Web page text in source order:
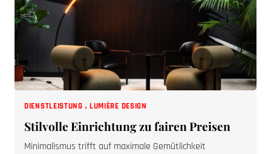
DIENSTLEISTUNG , LUMIÈRE DESIGN
Stilvolle Einrichtung zu fairen Preisen
Minimalismus trifft auf maximale Gemütlichkeit